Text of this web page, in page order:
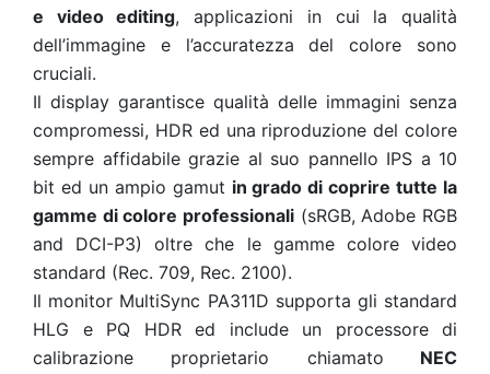
e video editing, applicazioni in cui la qualità
dell’immagine e l’accuratezza del colore sono
cruciali.
Il display garantisce qualità delle immagini senza
compromessi, HDR ed una riproduzione del colore
sempre affidabile grazie al suo pannello IPS a 10
bit ed un ampio gamut in grado di coprire tutte la
gamme di colore professionali (sRGB, Adobe RGB
and DCI-P3) oltre che le gamme colore video
standard (Rec. 709, Rec. 2100).
Il monitor MultiSync PA311D supporta gli standard
HLG e PQ HDR ed include un processore di
calibrazione proprietario chiamato NEC